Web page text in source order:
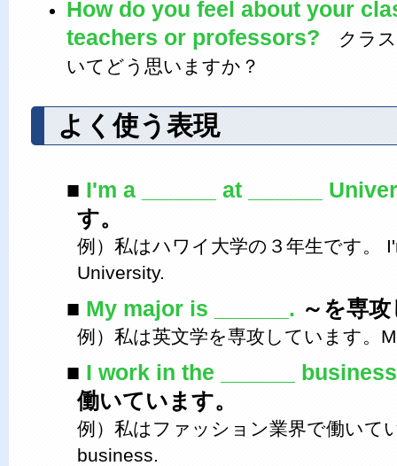
How do you feel about your
teachers or professors? クラス
いてどう思いますか？
よく使う表現
I'm a ______ at ______
す。
例）私はハワイ大学の３年生です。
University.
My major is ______. ～を専
例）私は英文学を専攻しています。
I work in the ______
働いています。
例）私はファッション業界で働いて
business.